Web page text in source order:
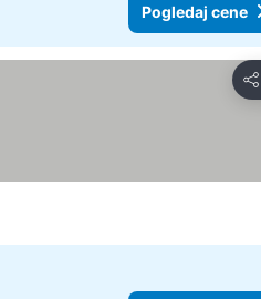
Pogledaj cene
Deli